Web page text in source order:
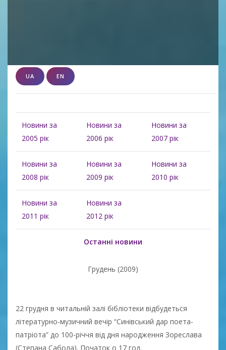
UA EN
Новини за
2005 рік
Новини за
2006 рік
Новини за
2007 рік
Новини за
2008 рік
Новини за
2009 рік
Новини за
2010 рік
Новини за
2011 рік
Новини за
2012 рік
Останні новини
Грудень (2009)
22 грудня в читальній залі бібліотеки відбудеться
літературно-музичний вечір “Синівський дар поета-
патріота” до 100-річчя від дня народження Зореслава
(Степана Сабола). Початок о 17 год.